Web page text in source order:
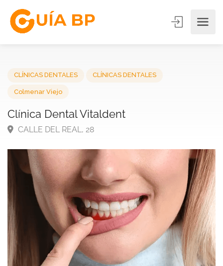
Clínica Dental Vitaldent